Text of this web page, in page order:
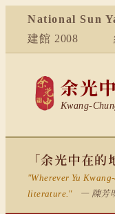
National Sun
建館 2008
余光
Kwang-
「余光中在的
"Wherever Yu
literature."
— 陳芳